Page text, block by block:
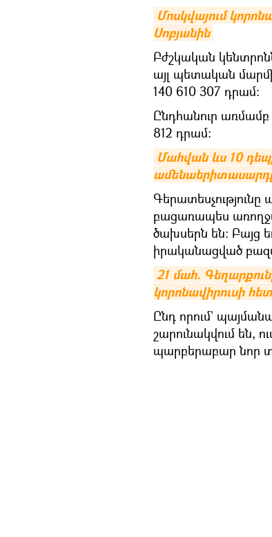
Մոսկվայում
Սոբյանին
Բժշկական
այլ պետական
140 610 307 դրամ:
Ընդհանուր առմամբ
812 դրամ:
Մահվան ևս 10
բացառապես
ծախսերն են: Բայց
իրականացված
21 մահ.
կորոնավիրուսի
Ընդ որում`
շարունակվում են,
պարբերաբար նոր